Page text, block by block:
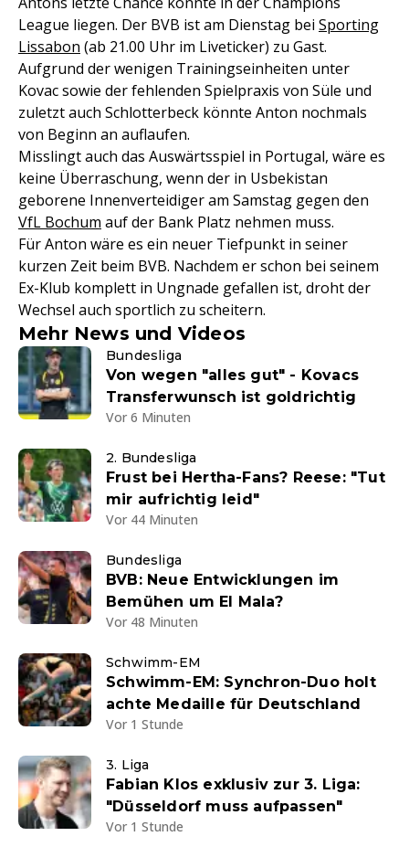
League liegen. Der BVB ist am Dienstag bei Sporting
Lissabon (ab 21.00 Uhr im Liveticker) zu Gast.
Aufgrund der wenigen Trainingseinheiten unter
Kovac sowie der fehlenden Spielpraxis von Süle und
zuletzt auch Schlotterbeck könnte Anton nochmals
von Beginn an auflaufen.
Misslingt auch das Auswärtsspiel in Portugal, wäre es
keine Überraschung, wenn der in Usbekistan
geborene Innenverteidiger am Samstag gegen den
VfL Bochum auf der Bank Platz nehmen muss.
Für Anton wäre es ein neuer Tiefpunkt in seiner
kurzen Zeit beim BVB. Nachdem er schon bei seinem
Ex-Klub komplett in Ungnade gefallen ist, droht der
Wechsel auch sportlich zu scheitern.
Mehr News und Videos
Bundesliga
Von wegen "alles gut" - Kovacs
Transferwunsch ist goldrichtig
Vor 6 Minuten
2. Bundesliga
Frust bei Hertha-Fans? Reese: "Tut
mir aufrichtig leid"
Vor 44 Minuten
Bundesliga
BVB: Neue Entwicklungen im
Bemühen um El Mala?
Vor 48 Minuten
Schwimm-EM
Schwimm-EM: Synchron-Duo holt
achte Medaille für Deutschland
Vor 1 Stunde
3. Liga
Fabian Klos exklusiv zur 3. Liga:
"Düsseldorf muss aufpassen"
Vor 1 Stunde